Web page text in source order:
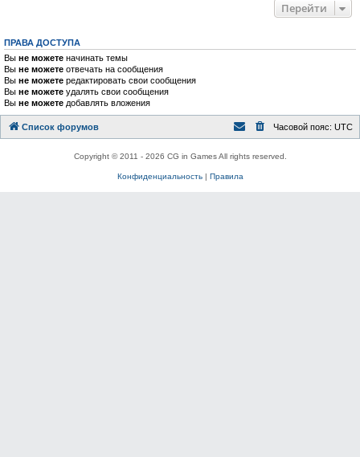
Перейти
ПРАВА ДОСТУПА
Вы не можете начинать темы
Вы не можете отвечать на сообщения
Вы не можете редактировать свои сообщения
Вы не можете удалять свои сообщения
Вы не можете добавлять вложения
Список форумов Часовой пояс: UTC
Copyright © 2011 - 2026 CG in Games All rights reserved.
Конфиденциальность| Правила